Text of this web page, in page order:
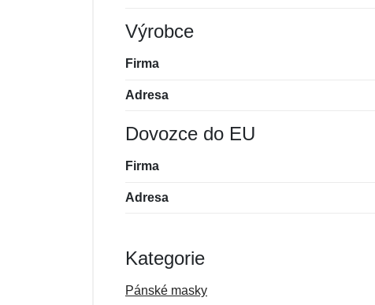
Výrobce
Firma
Adresa
Dovozce do EU
Firma
Adresa
Kategorie
Pánské masky